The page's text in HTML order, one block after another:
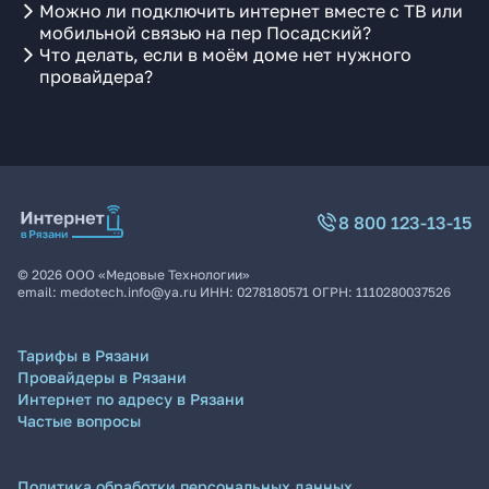
Можно ли подключить интернет вместе с ТВ или
мобильной связью на пер Посадский?
Что делать, если в моём доме нет нужного
провайдера?
8 800 123-13-15
© 2026 ООО «Медовые Технологии»
email: medotech.info@ya.ru ИНН: 0278180571 ОГРН: 1110280037526
Тарифы в Рязани
Провайдеры в Рязани
Интернет по адресу в Рязани
Частые вопросы